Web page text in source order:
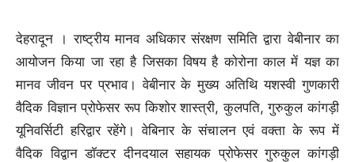
देहरादून । राष्ट्रीय मानव अधिकार संरक्षण समिति द्वारा वेबीनार का
आयोजन किया जा रहा है जिसका विषय है कोरोना काल में यज्ञ का
मानव जीवन पर प्रभाव। वेबीनार के मुख्य अतिथि यशस्वी गुणकारी
वैदिक विज्ञान प्रोफेसर रूप किशोर शास्त्री, कुलपति, गुरुकुल कांगड़ी
यूनिवर्सिटी हरिद्वार रहेंगे। वेबिनार के संचालन एवं वक्ता के रूप में
वैदिक विद्वान डॉक्टर दीनदयाल सहायक प्रोफेसर गुरुकुल कांगड़ी